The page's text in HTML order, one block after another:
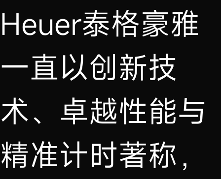
Heuer泰格豪雅
一直以创新技
术、卓越性能与
精准计时著称，